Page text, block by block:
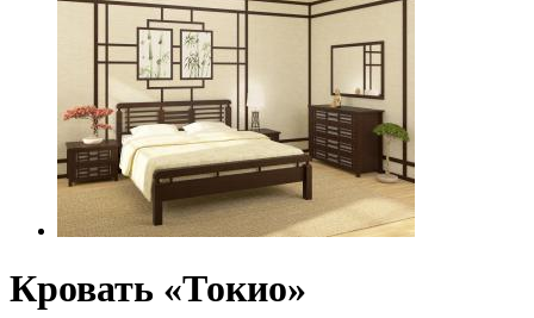
Кровать «Токио»